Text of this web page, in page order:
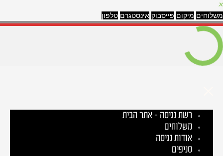
✕
משלוחים מיקום פייסבוק אינסטגרם טלפון
רשת נגיסה – אתר הבית
משלוחים
אודות נגיסה
סניפים